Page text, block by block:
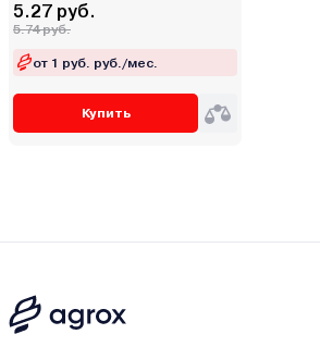
5.27 руб.
5.74 руб.
от 1 руб. руб./мес.
Купить